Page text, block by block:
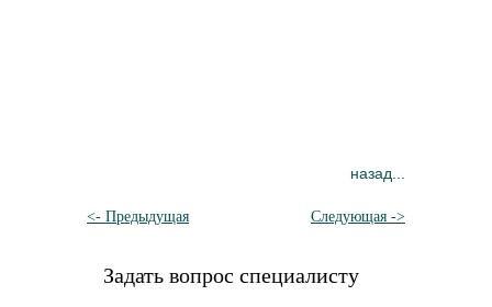
назад...
<- Предыдущая Следующая ->
Задать вопрос специалисту